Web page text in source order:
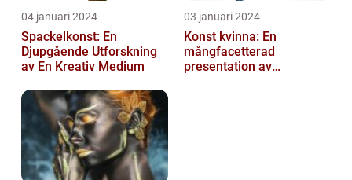
04 januari 2024
Spackelkonst: En
Djupgående Utforskning
av En Kreativ Medium
03 januari 2024
Konst kvinna: En
mångfacetterad
presentation av